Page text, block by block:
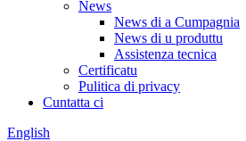
News
News di a Cumpagnia
News di u produttu
Assistenza tecnica
Certificatu
Pulitica di privacy
Cuntatta ci
English